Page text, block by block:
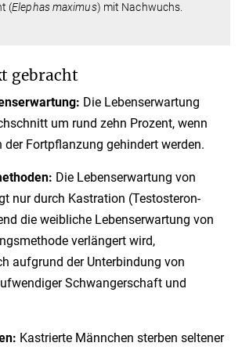
(Elephas maximus) mit Nachwuchs.
gebracht
Die Lebenserwartung
um rund zehn Prozent, wenn
der Fortpflanzung gehindert werden.
Die Lebenserwartung von
nur durch Kastration (Testosteron-
die weibliche Lebenserwartung von
verlängert wird,
aufgrund der Unterbindung von
Schwangerschaft und
Kastrierte Männchen sterben seltener